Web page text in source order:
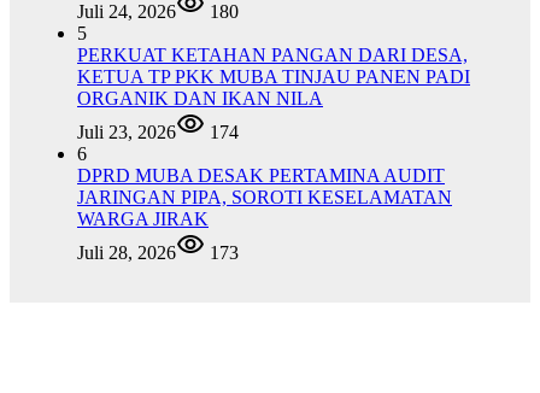
Juli 24, 2026
180
5
PERKUAT KETAHAN PANGAN DARI DESA,
KETUA TP PKK MUBA TINJAU PANEN PADI
ORGANIK DAN IKAN NILA
Juli 23, 2026
174
6
DPRD MUBA DESAK PERTAMINA AUDIT
JARINGAN PIPA, SOROTI KESELAMATAN
WARGA JIRAK
Juli 28, 2026
173